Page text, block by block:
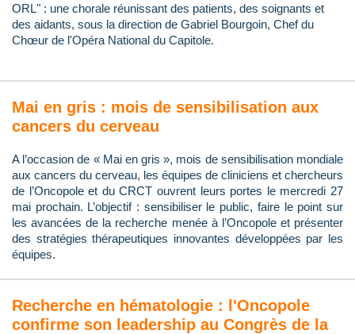
ORL" : une chorale réunissant des patients, des soignants et
des aidants, sous la direction de Gabriel Bourgoin, Chef du
Chœur de l'Opéra National du Capitole.
Mai en gris : mois de sensibilisation aux
cancers du cerveau
A l’occasion de « Mai en gris », mois de sensibilisation mondiale
aux cancers du cerveau, les équipes de cliniciens et chercheurs
de l’Oncopole et du CRCT ouvrent leurs portes le mercredi 27
mai prochain. L’objectif : sensibiliser le public, faire le point sur
les avancées de la recherche menée à l’Oncopole et présenter
des stratégies thérapeutiques innovantes développées par les
équipes.
Recherche en hématologie : l'Oncopole
confirme son leadership au Congrès de la